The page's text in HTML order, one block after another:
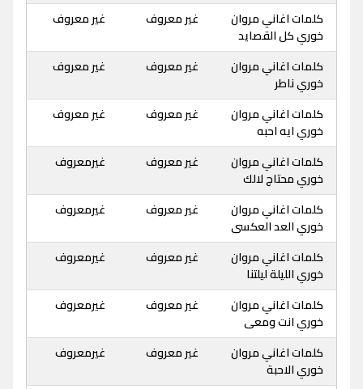
كلمات اغاني مروان
خوري كل القصايد
غير معروف غير معروف
كلمات اغاني مروان
خوري ناطر
غير معروف غير معروف
كلمات اغاني مروان
خوري ايه احبه
غير معروف غير معروف
كلمات اغاني مروان
خوري محتاج لالك
غير معروف غيرمعروف
كلمات اغاني مروان
خوري العد العكسى
غير معروف غيرمعروف
كلمات اغاني مروان
خوري الليلة ليلتنا
غير معروف غيرمعروف
كلمات اغاني مروان
خوري انت ومعى
غير معروف غيرمعروف
كلمات اغاني مروان
خوري الاحبة
غير معروف غيرمعروف